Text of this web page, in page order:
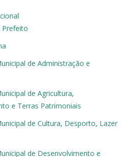
Prefeito
de Administração e
de Agricultura,
e Terras Patrimoniais
de Cultura, Desporto, Lazer
de Desenvolvimento e